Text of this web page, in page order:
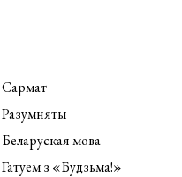
Сармат
Разумняты
Беларуская мова
Гатуем з «Будзьма!»